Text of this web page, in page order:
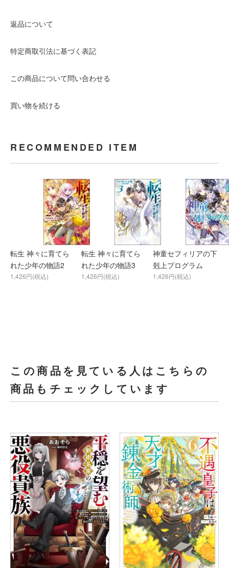
返品について
特定商取引法に基づく表記
この商品について問い合わせる
買い物を続ける
RECOMMENDED ITEM
転生 神々に育てら
れた少年の物語2
1,426円(税込)
転生 神々に育てら
れた少年の物語3
1,426円(税込)
神童セフィリアの下
剋上プログラム
1,426円(税込)
この商品を見ている人はこちらの
商品もチェックしています